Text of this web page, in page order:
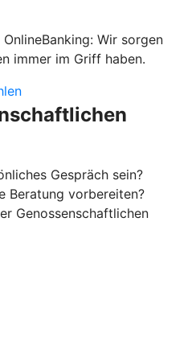
Wir sorgen
immer im Griff haben.
Gespräch sein?
Beratung vorbereiten?
Genossenschaftlichen